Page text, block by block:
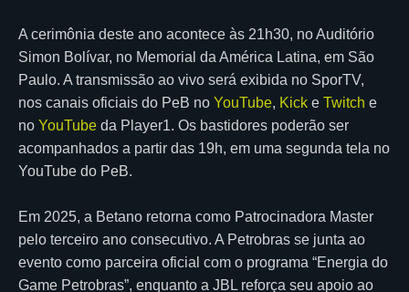
A cerimônia deste ano acontece às 21h30, no Auditório
Simon Bolívar, no Memorial da América Latina, em São
Paulo. A transmissão ao vivo será exibida no SporTV,
nos canais oficiais do PeB no YouTube, Kick e Twitch e
no YouTube da Player1. Os bastidores poderão ser
acompanhados a partir das 19h, em uma segunda tela no
YouTube do PeB.
Em 2025, a Betano retorna como Patrocinadora Master
pelo terceiro ano consecutivo. A Petrobras se junta ao
evento como parceira oficial com o programa “Energia do
Game Petrobras”, enquanto a JBL reforça seu apoio ao